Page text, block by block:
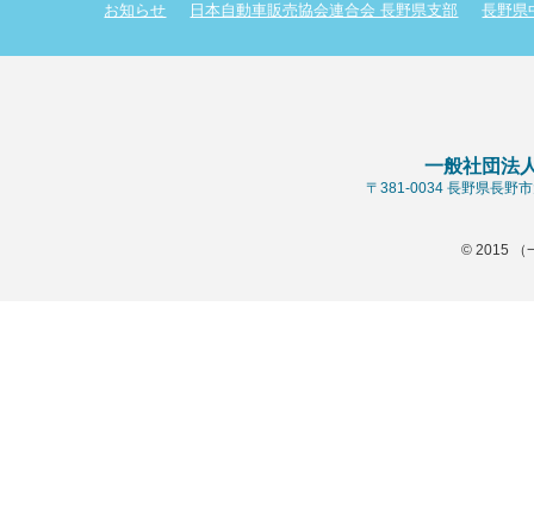
お知らせ
日本自動車販売協会連合会 長野県支部 長野県
一般社団法
〒381-0034 長野県長野
© 2015 （